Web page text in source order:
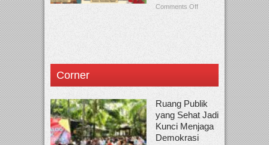
Comments Off
Corner
Ruang Publik
yang Sehat Jadi
Kunci Menjaga
Demokrasi